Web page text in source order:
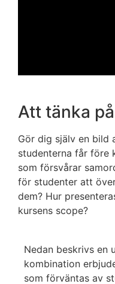
Att tänka på
Gör dig själv en bild
studenterna får före
som försvårar
för studenter att
dem? Hur
kursens scope?
Nedan beskrivs en
kombination
som förväntas av